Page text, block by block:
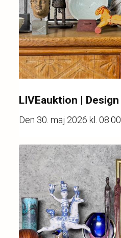
LIVEauktion | Design
Den 30. maj 2026 kl. 08.00